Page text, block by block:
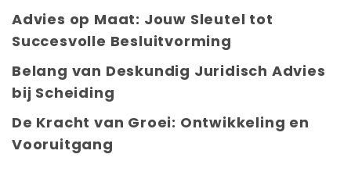
Advies op Maat: Jouw Sleutel tot
Succesvolle Besluitvorming
Belang van Deskundig Juridisch Advies
bij Scheiding
De Kracht van Groei: Ontwikkeling en
Vooruitgang